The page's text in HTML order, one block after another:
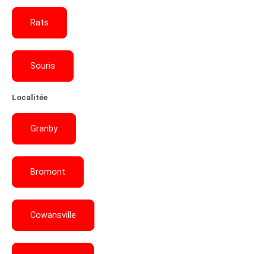
Rats
Souris
Localitée
Granby
Bromont
Cowansville